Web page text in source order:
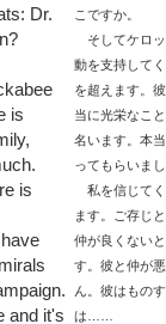
Dr.
is
is
and it's
こですか。
そしてケロッ
動を支持して
を超えます。
当に光栄なこ
名います。本
ってもらいまし
私を信じてく
ます。ご存じ
仲が良くない
す。彼と仲が
ん。彼はもの
は……